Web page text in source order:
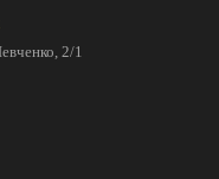
2/1